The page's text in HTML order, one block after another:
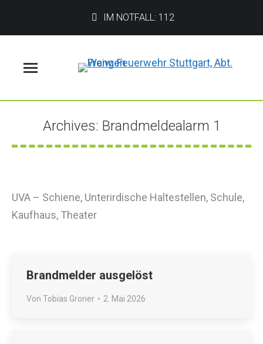
IM NOTFALL: 112
Archives: Brandmeldealarm 1
Sie befinden sich hier:
UVA – Schiene, Unterirdische Haltestellen, Schule,
Kaufhaus, Theater
Brandmelder ausgelöst
Von Tobias Groner 2. Mai 2026